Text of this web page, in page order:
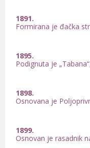
1895.
Podignuta je
1898.
Osnovana je
1899.
Osnovan je rasadnik
1900.
Otvoren je